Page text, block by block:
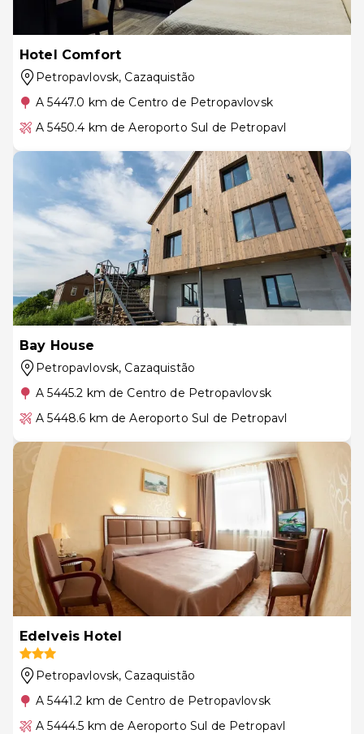
Hotel Comfort
Petropavlovsk, Cazaquistão
A 5447.0 km de Centro de Petropavlovsk
A 5450.4 km de Aeroporto Sul de Petropavl
Bay House
Petropavlovsk, Cazaquistão
A 5445.2 km de Centro de Petropavlovsk
A 5448.6 km de Aeroporto Sul de Petropavl
Edelveis Hotel
Petropavlovsk, Cazaquistão
A 5441.2 km de Centro de Petropavlovsk
A 5444.5 km de Aeroporto Sul de Petropavl